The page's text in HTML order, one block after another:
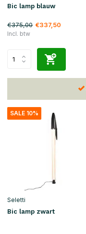
Bic lamp blauw
€375,00 €337,50
Incl. btw
SALE 10%
Seletti
Bic lamp zwart